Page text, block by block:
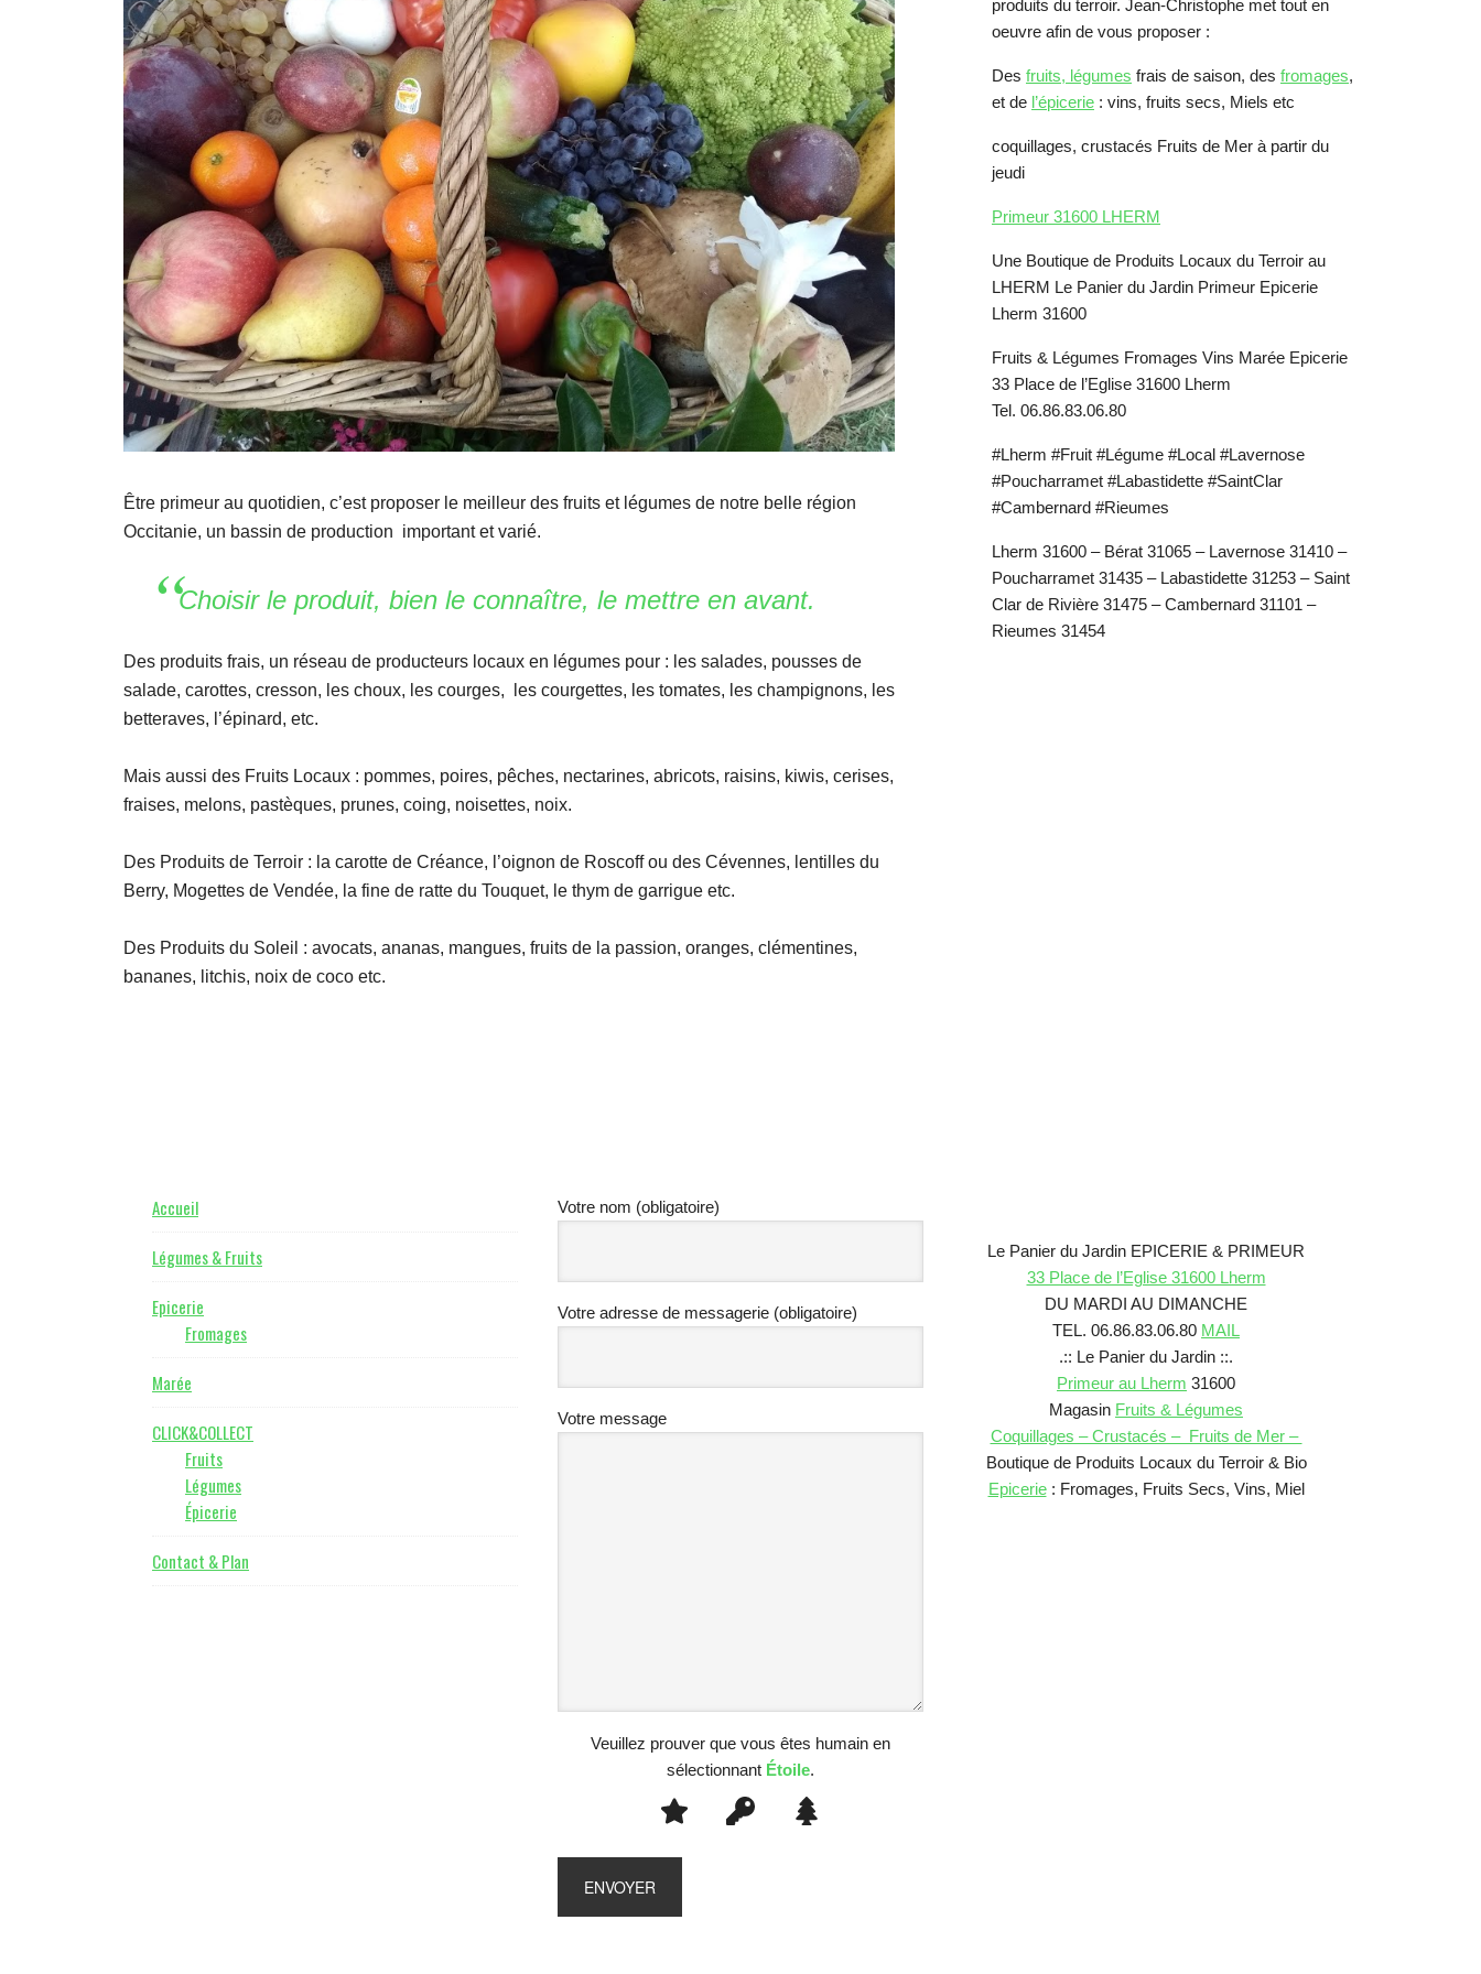
Être primeur au quotidien, c’est proposer le meilleur des fruits et légumes de notre belle région
Occitanie, un bassin de production important et varié.
Choisir le produit, bien le connaître, le mettre en avant.
Des produits frais, un réseau de producteurs locaux en légumes pour : les salades, pousses de
salade, carottes, cresson, les choux, les courges, les courgettes, les tomates, les champignons, les
betteraves, l’épinard, etc.
Mais aussi des Fruits Locaux : pommes, poires, pêches, nectarines, abricots, raisins, kiwis, cerises,
fraises, melons, pastèques, prunes, coing, noisettes, noix.
Des Produits de Terroir : la carotte de Créance, l’oignon de Roscoff ou des Cévennes, lentilles du
Berry, Mogettes de Vendée, la fine de ratte du Touquet, le thym de garrigue etc.
Des Produits du Soleil : avocats, ananas, mangues, fruits de la passion, oranges, clémentines,
bananes, litchis, noix de coco etc.
produits du terroir. Jean-Christophe met tout en
oeuvre afin de vous proposer :
Des fruits, légumes frais de saison, des fromages,
et de l’épicerie : vins, fruits secs, Miels etc
coquillages, crustacés Fruits de Mer à partir du
jeudi
Primeur 31600 LHERM
Une Boutique de Produits Locaux du Terroir au
LHERM Le Panier du Jardin Primeur Epicerie
Lherm 31600
Fruits & Légumes Fromages Vins Marée Epicerie
33 Place de l’Eglise 31600 Lherm
Tel. 06.86.83.06.80
#Lherm #Fruit #Légume #Local #Lavernose
#Poucharramet #Labastidette #SaintClar
#Cambernard #Rieumes
Lherm 31600 – Bérat 31065 – Lavernose 31410 –
Poucharramet 31435 – Labastidette 31253 – Saint
Clar de Rivière 31475 – Cambernard 31101 –
Rieumes 31454
Footer
Accueil
Légumes & Fruits
Epicerie
Fromages
Marée
CLICK&COLLECT
Fruits
Légumes
Épicerie
Contact & Plan
Votre nom (obligatoire)
Votre adresse de messagerie (obligatoire)
Votre message
Veuillez prouver que vous êtes humain en
sélectionnant Étoile.
Le Panier du Jardin EPICERIE & PRIMEUR
33 Place de l’Eglise 31600 Lherm
DU MARDI AU DIMANCHE
TEL. 06.86.83.06.80 MAIL
.:: Le Panier du Jardin ::.
Primeur au Lherm 31600
Magasin Fruits & Légumes
Coquillages – Crustacés – Fruits de Mer –
Boutique de Produits Locaux du Terroir & Bio
Epicerie: Fromages, Fruits Secs, Vins, Miel